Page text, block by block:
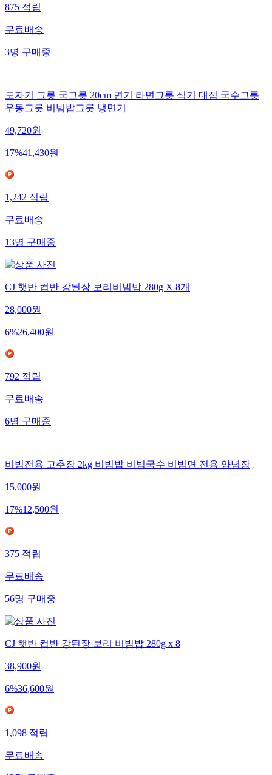
875적립
무료배송
3명구매중
도자기 그릇 국그릇 20cm 면기 라면그릇 식기 대접 국수그릇
우동그릇 비빔밥그릇 냉면기
49,720원
17%41,430원
1,242적립
무료배송
13명구매중
CJ 햇반 컵반 강된장 보리비빔밥 280g X 8개
28,000원
6%26,400원
792적립
무료배송
6명구매중
비빔전용 고추장 2kg 비빔밥 비빔국수 비빔면 전용 양념장
15,000원
17%12,500원
375적립
무료배송
56명구매중
CJ 햇반 컵반 강된장 보리 비빔밥 280g x 8
38,900원
6%36,600원
1,098적립
무료배송